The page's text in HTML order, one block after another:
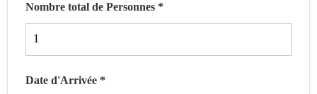
Nombre total de Personnes *
Date d'Arrivée *